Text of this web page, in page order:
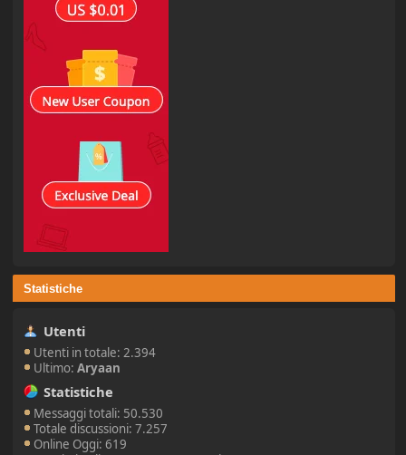
Statistiche
Utenti
Utenti in totale: 2.394
Ultimo:Aryaan
Statistiche
Messaggi totali: 50.530
Totale discussioni: 7.257
Online Oggi: 619